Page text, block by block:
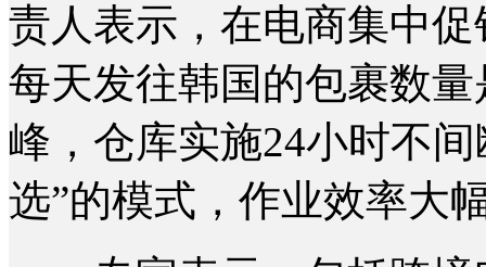
责人表示，在电商集中
每天发往韩国的包裹数
峰，仓库实施24小时不
选”的模式，作业效率大